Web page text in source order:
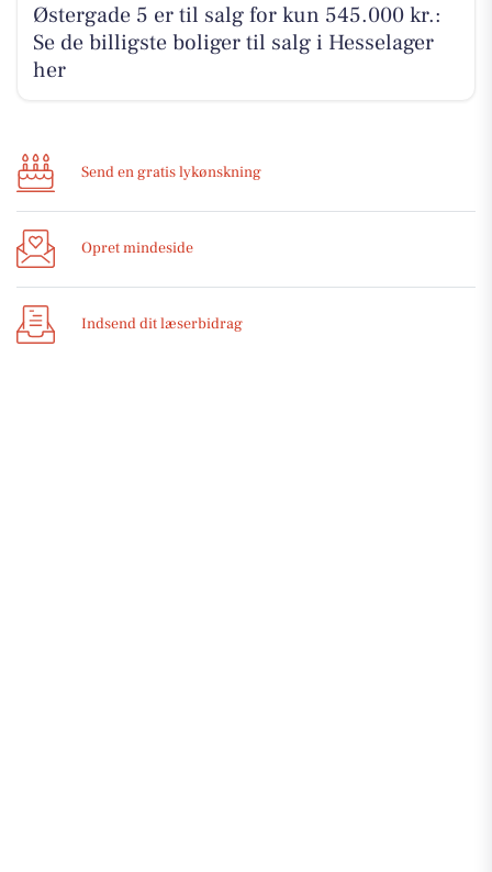
Østergade 5 er til salg for kun 545.000 kr.:
Se de billigste boliger til salg i Hesselager
her
Send en gratis lykønskning
Opret mindeside
Indsend dit læserbidrag